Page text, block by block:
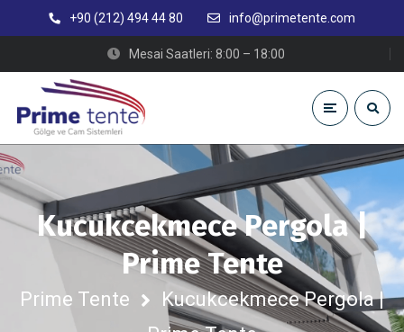
+90 (212) 494 44 80 info@primetente.com
Mesai Saatleri: 8:00 – 18:00
Kucukcekmece Pergola |
Prime Tente
Prime Tente
Kucukcekmece Pergola |